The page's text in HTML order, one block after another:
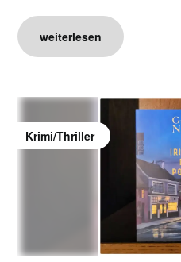
weiterlesen
Krimi/Thriller